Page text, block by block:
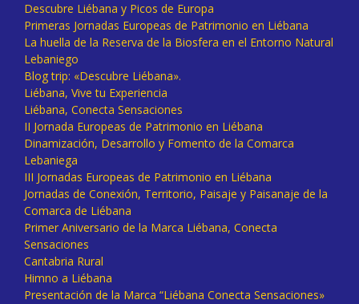
Descubre Liébana y Picos de Europa
Primeras Jornadas Europeas de Patrimonio en Liébana
La huella de la Reserva de la Biosfera en el Entorno Natural
Lebaniego
Blog trip: «Descubre Liébana».
Liébana, Vive tu Experiencia
Liébana, Conecta Sensaciones
II Jornada Europeas de Patrimonio en Liébana
Dinamización, Desarrollo y Fomento de la Comarca
Lebaniega
III Jornadas Europeas de Patrimonio en Liébana
Jornadas de Conexión, Territorio, Paisaje y Paisanaje de la
Comarca de Liébana
Primer Aniversario de la Marca Liébana, Conecta
Sensaciones
Cantabria Rural
Himno a Liébana
Presentación de la Marca “Liébana Conecta Sensaciones»